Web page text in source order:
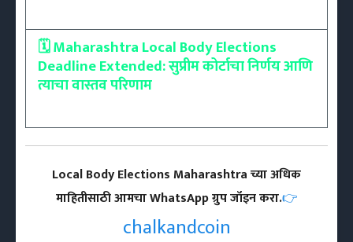
🗓️ Maharashtra Local Body Elections
Deadline Extended: सुप्रीम कोर्टाचा निर्णय आणि
त्याचा वास्तव परिणाम
Local Body Elections Maharashtra च्या अधिक
माहितीसाठी आमचा WhatsApp ग्रुप जॉइन करा.👉
chalkandcoin